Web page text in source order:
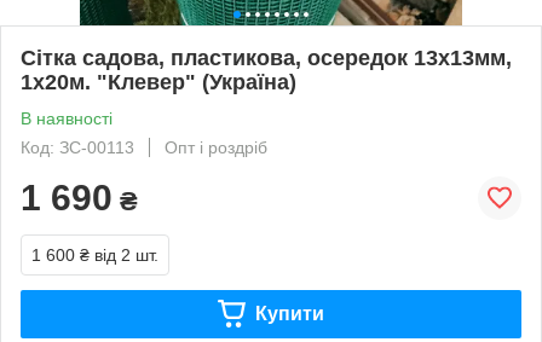
Сітка садова, пластикова, осередок 13х13мм,
1х20м. "Клевер" (Україна)
В наявності
Код: ЗС-00113
Опт і роздріб
1 690 ₴
1 600 ₴ від 2 шт.
Купити